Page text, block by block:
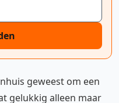
geweest om een
gelukkig alleen maar